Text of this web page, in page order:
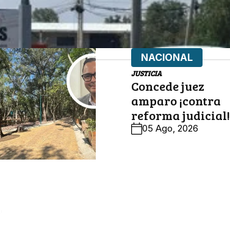
NACIONAL
JUSTICIA
Concede juez
amparo ¡contra
reforma judicial!
05 Ago, 2026